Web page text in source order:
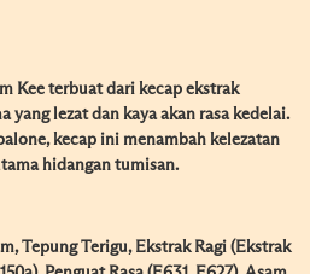
Kee terbuat dari kecap ekstrak
yang lezat dan kaya akan rasa kedelai.
kecap ini menambah kelezatan
hidangan tumisan.
Tepung Terigu, Ekstrak Ragi (Ekstrak